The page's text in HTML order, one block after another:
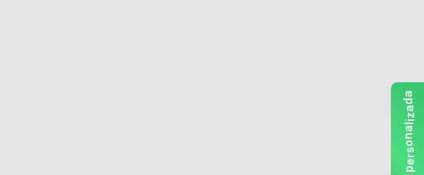
p
e
r
s
o
n
a
l
i
z
a
d
a